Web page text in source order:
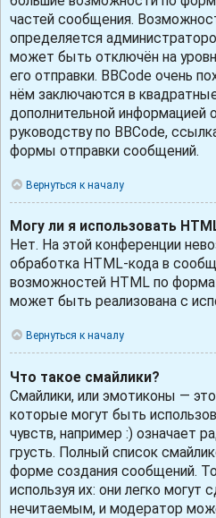
частей сообщения.
определяется
может быть отключён на
его отправки. BBCode очень
нём заключаются в
дополнительной информацией
руководству по BBCode,
формы отправки сообщений.
Вернуться к началу
Могу ли я использовать
Нет. На этой конференции
обработка HTML-кода в
возможностей HTML по
может быть реализована с
Вернуться к началу
Что такое смайлики?
Смайлики, или эмотиконы —
которые могут быть
чувств, например :) означает
грусть. Полный список
форме создания сообщений.
используя их: они легко могут
нечитаемым, и модератор